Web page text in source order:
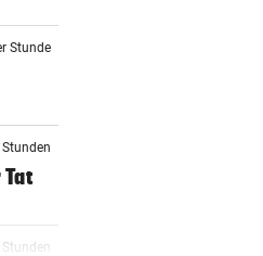
Stunde